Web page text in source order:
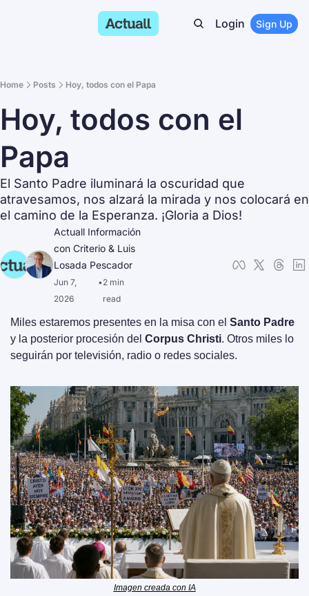
Login Sign Up
Home Posts Hoy, todos con el Papa
Hoy, todos con el
Papa
El Santo Padre iluminará la oscuridad que
atravesamos, nos alzará la mirada y nos colocará en
el camino de la Esperanza. ¡Gloria a Dios!
Actuall Información
con Criterio & Luis
Losada Pescador
Jun 7,
2026
•2 min
read
Miles estaremos presentes en la misa con el Santo Padre
y la posterior procesión del Corpus Christi. Otros miles lo
seguirán por televisión, radio o redes sociales.
Imagen creada con IA